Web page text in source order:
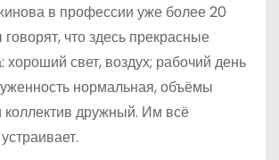
в профессии уже более 20
что здесь прекрасные
хороший свет, воздух; рабочий день
нормальная, объёмы
дружный. Им всё